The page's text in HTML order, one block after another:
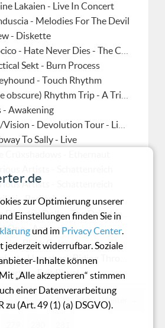
Lakaien - Live In Concert
- Melodies For The Devil
- Diskette
- Hate Never Dies - The Celebration
Sekt - Burn Process
- Touch Rhythm
Rhythm Trip - A Trip to the Black Area
- Awakening
- Devolution Tour - Live 2003
To Sally - Live
Artists - Schattenreich
- Barilari
Dresden Dolls - The Dresden Dolls
One - Aggressor
- Black Colours
- Horseback Riding Through Bassfields
- Exit Ritual
3 … 139 140 Weiter →
zur Optimierung unserer
Einstellungen finden Sie in
und im Privacy Center.
jederzeit widerrufbar. Soziale
Inhalte können
„Alle akzeptieren“ stimmen
einer Datenverarbeitung
zu (Art. 49 (1) (a) DSGVO).